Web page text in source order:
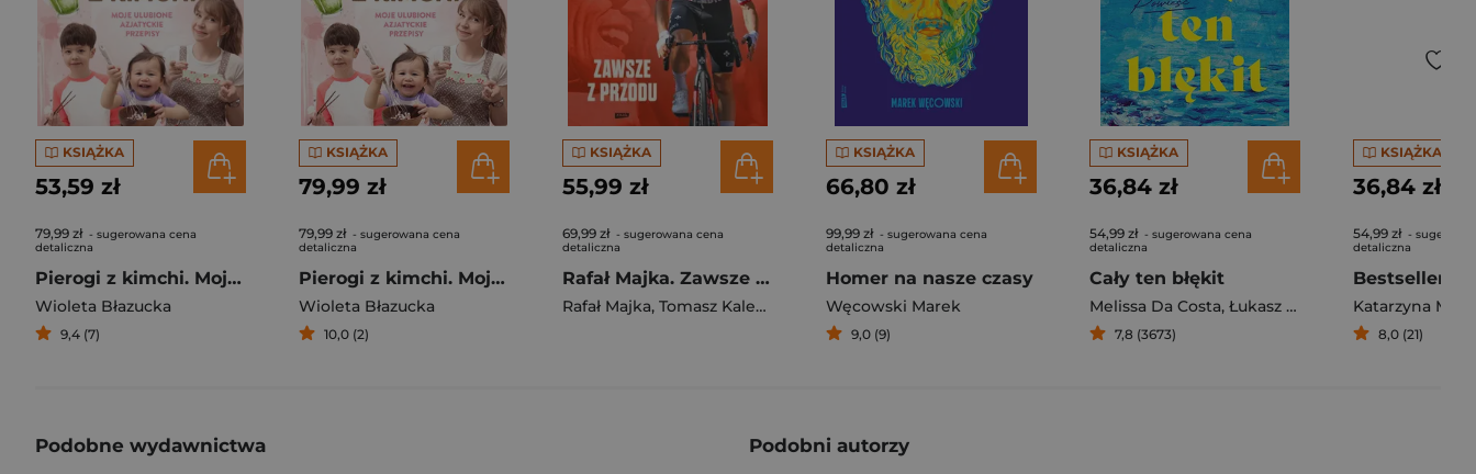
KSIĄŻKA
53,59 zł
79,99 zł - sugerowana cena
detaliczna
Pierogi z kimchi. Moje ulubione azjatyckie przepisy
Wioleta Błazucka
9,4 (7)
KSIĄŻKA
79,99 zł
79,99 zł - sugerowana cena
detaliczna
Pierogi z kimchi. Moje ulubione azjatyckie przepisy - książka z autografem
Wioleta Błazucka
10,0 (2)
KSIĄŻKA
55,99 zł
69,99 zł - sugerowana cena
detaliczna
Rafał Majka. Zawsze z przodu. Rozmawia Tomasz Kalemba - książka z autografem
Rafał Majka, Tomasz Kalemba
KSIĄŻKA
66,80 zł
99,99 zł - sugerowana cena
detaliczna
Homer na nasze czasy
Węcowski Marek
9,0 (9)
KSIĄŻKA
36,84 zł
54,99 zł - sugerowana cena
detaliczna
Cały ten błękit
Melissa Da Costa, Łukasz Müller
7,8 (3673)
KSIĄŻKA
36,84 zł
54,99 zł -
detaliczna
Bestseller.
Katarzyna
8,0 (21)
Podobne wydawnictwa Podobni autorzy